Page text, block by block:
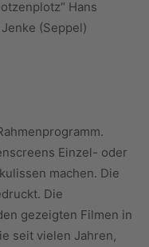
Hans
(Seppel)
Einzel- oder
machen. Die
Die
gezeigten Filmen in
seit vielen Jahren,